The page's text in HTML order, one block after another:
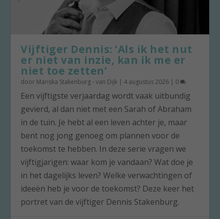
Vijftiger Dennis: ‘Als ik het nut
er niet van inzie, kan ik me er
niet toe zetten’
door Mariska Stakenburg - van Dijk | 4 augustus 2026 | 0
Een vijftigste verjaardag wordt vaak uitbundig
gevierd, al dan niet met een Sarah of Abraham
in de tuin. Je hebt al een leven achter je, maar
bent nog jong genoeg om plannen voor de
toekomst te hebben. In deze serie vragen we
vijftigjarigen: waar kom je vandaan? Wat doe je
in het dagelijks leven? Welke verwachtingen of
ideeën heb je voor de toekomst? Deze keer het
portret van de vijftiger Dennis Stakenburg.